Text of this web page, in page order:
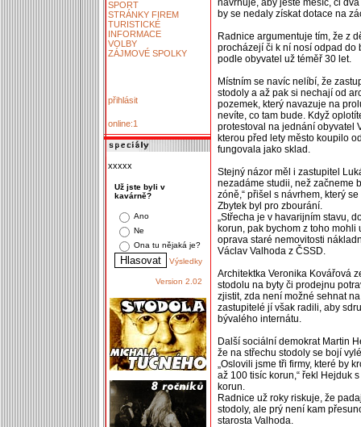
SPORT
STRÁNKY FIREM
TURISTICKÉ
INFORMACE
VOLBY
ZÁJMOVÉ SPOLKY
přihlásit
online:1
xxxxx
Už jste byli v
kavárně?
Ano
Ne
Ona tu nějaká je?
Výsledky
Version 2.02
navrhuje, aby ještě měsíc, či
by se nedaly získat dotace na
Radnice argumentuje tím, že z
procházejí či k ní nosí odpad do
podle obyvatel už téměř 30 let.
Místním se navíc nelíbí, že
stodoly a až pak si nechají od
pozemek, který navazuje na
nevíte, co tam bude. Když
protestoval na jednání obyvatel
kterou před lety město koupilo
fungovala jako sklad.
Stejný názor měl i zastupitel
nezadáme studii, než začneme
zóně,“ přišel s návrhem, který
Zbytek byl pro zbourání.
„Střecha je v havarijním stavu,
korun, pak bychom z toho mohli
oprava staré nemovitosti
Václav Valhoda z ČSSD.
Architektka Veronika Kovářová
stodolu na byty či prodejnu
zjistit, zda není možné sehnat
zastupitelé jí však radili, aby
bývalého internátu.
Další sociální demokrat Martin
že na střechu stodoly se bojí
„Oslovili jsme tři firmy, které by
až 100 tisíc korun,“ řekl Hejduk
korun.
Radnice už roky riskuje, že
stodoly, ale prý není kam
starosta Valhoda.